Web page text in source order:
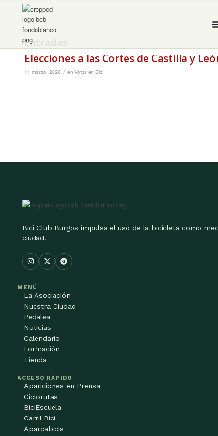
Entradas
Elecciones a las Cortes de Castilla y
11 marzo, 2026 / en Votar en Bici
Bici Club Burgos impulsa el uso de la bicicleta como
ciudad.
MENÚ
La Asociación
Nuestra Ciudad
Pedalea
Noticias
Calendario
Formación
Tienda
ACCESO RÁPIDO
Apariciones en Prensa
Ciclorutas
BiciEscuela
Carril Bici
Aparcabicis